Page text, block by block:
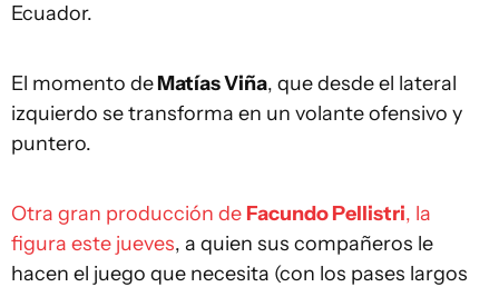
Ecuador.
El momento deMatías Viña, que desde el lateral
izquierdo se transforma en un volante ofensivo y
puntero.
Otra gran producción de Facundo Pellistri, la
figura este jueves, a quien sus compañeros le
hacen el juego que necesita (con los pases largos